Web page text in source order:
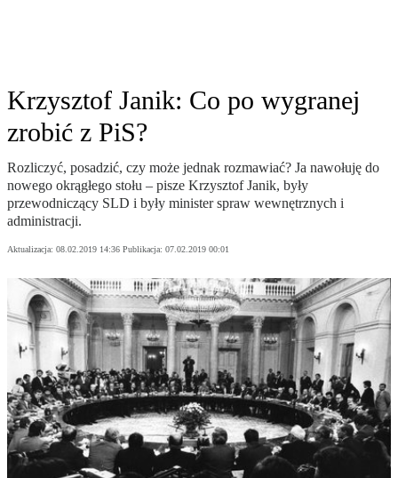
Krzysztof Janik: Co po wygranej
zrobić z PiS?
Rozliczyć, posadzić, czy może jednak rozmawiać? Ja nawołuję do
nowego okrągłego stołu – pisze Krzysztof Janik, były
przewodniczący SLD i były minister spraw wewnętrznych i
administracji.
Aktualizacja: 08.02.2019 14:36 Publikacja: 07.02.2019 00:01